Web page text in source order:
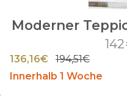
Moderner
136,16€
194,51€
Innerhalb 1 Woche